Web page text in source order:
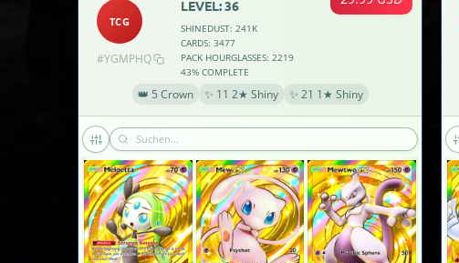
TCG
#YGMPHQ
LEVEL: 36
SHINEDUST: 241K
CARDS: 3477
PACK HOURGLASSES: 2219
43% COMPLETE
👑 5 Crown ✨ 11 2★ Shiny ✨ 21 1★ Shiny